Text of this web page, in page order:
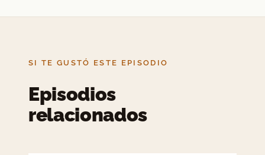
SI TE GUSTÓ ESTE EPISODIO
Episodios
relacionados